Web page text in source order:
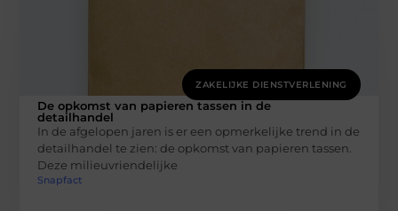
ZAKELIJKE DIENSTVERLENING
De opkomst van papieren tassen in de
detailhandel
In de afgelopen jaren is er een opmerkelijke trend in de
detailhandel te zien: de opkomst van papieren tassen.
Deze milieuvriendelijke
Snapfact